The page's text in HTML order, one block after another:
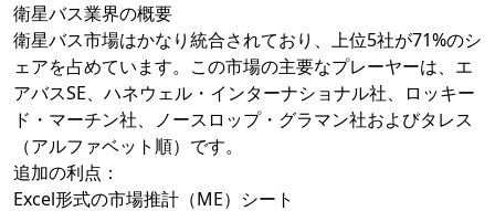
衛星バス業界の概要
衛星バス市場はかなり統合されており、上位5社が71%のシ
ェアを占めています。この市場の主要なプレーヤーは、エ
アバスSE、ハネウェル・インターナショナル社、ロッキー
ド・マーチン社、ノースロップ・グラマン社およびタレス
（アルファベット順）です。
追加の利点：
Excel形式の市場推計（ME）シート